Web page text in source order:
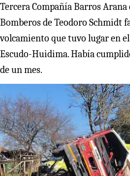
Tercera Compañía Barros Arana
Bomberos de Teodoro Schmidt
volcamiento que tuvo lugar en
Escudo-Huidima. Había
de un mes.